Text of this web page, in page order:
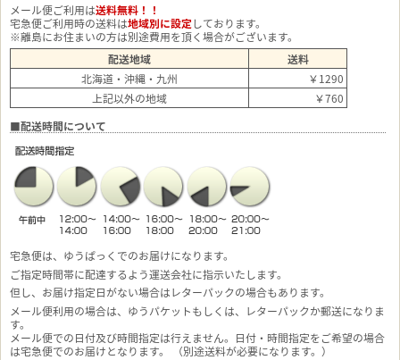
メール便ご利用は送料無料！！
宅急便ご利用時の送料は地域別に設定しております。
※離島にお住まいの方は別途費用を頂く場合がございます。
配送地域
送料
北海道・沖縄・九州
￥1290
上記以外の地域
￥760
■配送時間について
宅急便は、ゆうぱっくでのお届けになります。
ご指定時間帯に配達するよう運送会社に指示いたします。
但し、お届け指定日がない場合はレターパックの場合もあります。
メール便利用の場合は、ゆうパケットもしくは、レターパックか郵送になりま
す。
メール便での日付及び時間指定は行えません。日付・時間指定をご希望の場合
は宅急便でのお届けとなります。 （別途送料が必要になります。）